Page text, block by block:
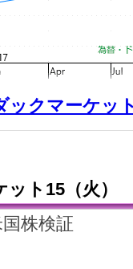
ックマーケッ
ト15（火）
株検証